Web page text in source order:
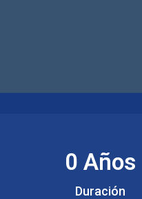
Duración
0 Años